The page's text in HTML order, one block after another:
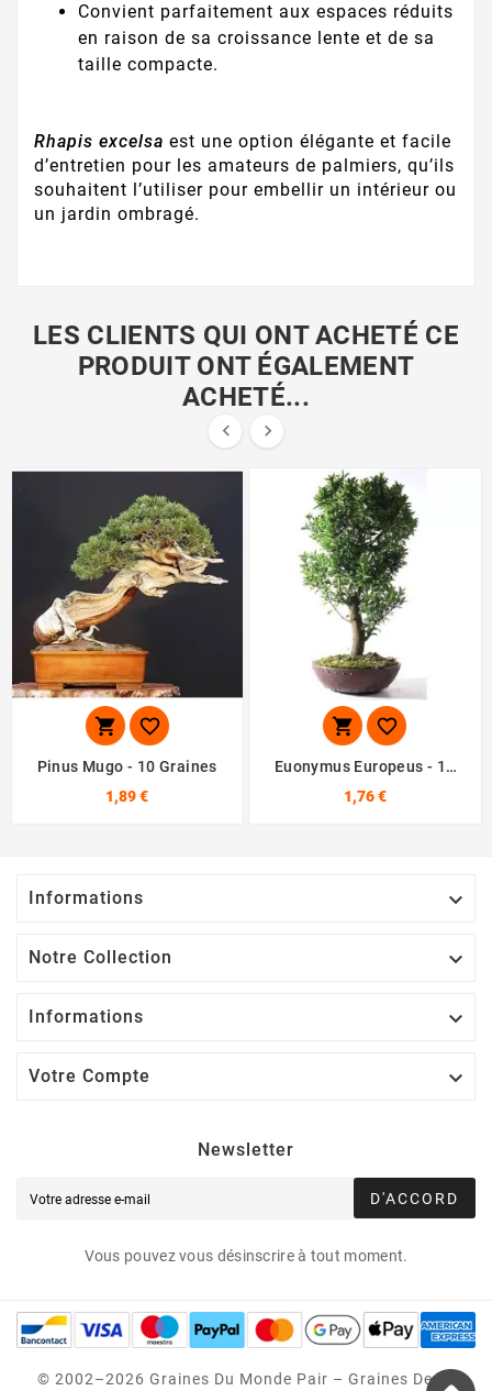
Convient parfaitement aux espaces réduits
en raison de sa croissance lente et de sa
taille compacte.
Rhapis excelsa est une option élégante et facile
d’entretien pour les amateurs de palmiers, qu’ils
souhaitent l’utiliser pour embellir un intérieur ou
un jardin ombragé.
LES CLIENTS QUI ONT ACHETÉ CE
PRODUIT ONT ÉGALEMENT
ACHETÉ...
 
 
Pinus Mugo - 10 Graines
1,89 €
 
Euonymus Europeus - 10
1,76 €
Informations 
Notre Collection 
Informations 
Votre Compte 
Newsletter
D'ACCORD
Vous pouvez vous désinscrire à tout moment.
© 2002–2026 Graines Du Monde Pair – Graines Des 5